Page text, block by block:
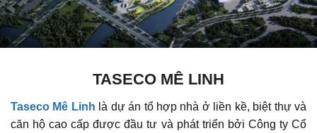
TASECO MÊ LINH
Taseco Mê Linh là dự án tổ hợp nhà ở liền kề, biệt thự và
căn hộ cao cấp được đầu tư và phát triển bởi Công ty Cổ